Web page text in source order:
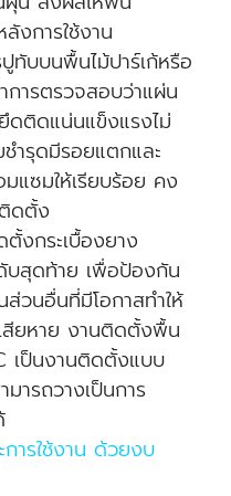
งการใช้งาน
บบนพื้นไม้ปาร์เก้หรือ
ารตรวจสอบว่าแผ่น
ดติดแน่นแข็งแรงไม่
รุดมีรอยแตกและ
แซมให้เรียบร้อย คง
ดตั้ง
งกระเบื้องยาง
บสุดท้าย เพื่อป้องกัน
ส่วนอื่นที่มีโอกาสทำให้
สียหาย งานติดตั้งพื้น
เป็นงานติดตั้งแบบ
ารถวางเป็นการ
ารใช้งาน ด้วยงบ